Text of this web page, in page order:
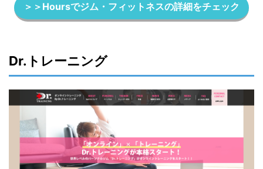
＞＞Hoursでジム・フィットネスの詳細をチェック
Dr.トレーニング